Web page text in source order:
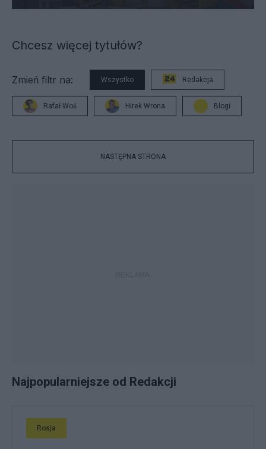
Chcesz więcej tytułów?
Zmień filtr na: Wszystko Redakcja
Rafał Woś Hirek Wrona Blogi
NASTĘPNA STRONA
Najpopularniejsze od Redakcji
Rosja